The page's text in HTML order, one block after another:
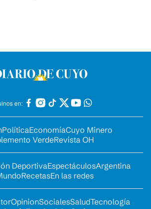
en:
PolíticaEconomíaCuyo Minero
VerdeRevista OH
DeportivaEspectáculosArgentina
RecetasEn las redes
OpinionSocialesSaludTecnología